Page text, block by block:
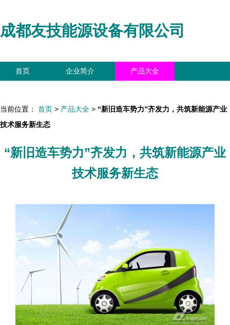
成都友技能源设备有限公司
首页 企业简介 产品大全
当前位置： 首页 > 产品大全 > “新旧造车势力”齐发力，共筑新能源产业
技术服务新生态
“新旧造车势力”齐发力，共筑新能源产业
技术服务新生态